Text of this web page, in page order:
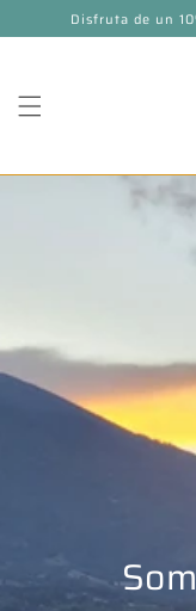
Skip toDisfruta de un